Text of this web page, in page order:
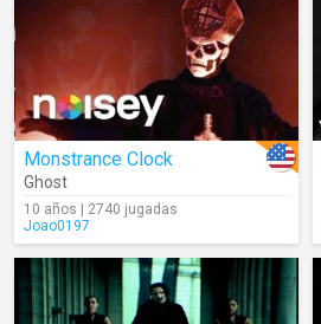
Monstrance Clock
Ghost
10 años | 2740 jugadas
Joao0197